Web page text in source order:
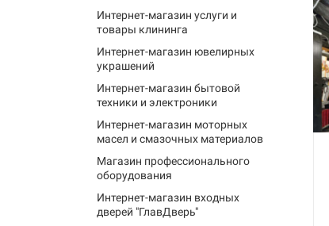
Интернет-магазин услуги и
товары клининга
Интернет-магазин ювелирных
украшений
Интернет-магазин бытовой
техники и электроники
Интернет-магазин моторных
масел и смазочных материалов
Магазин профессионального
оборудования
Интернет-магазин входных
дверей "ГлавДверь"